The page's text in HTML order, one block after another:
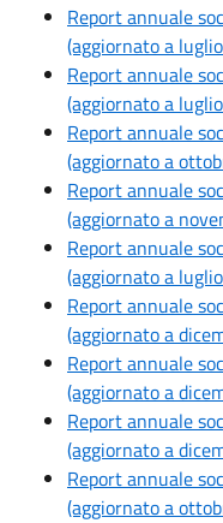
Report annuale
(aggiornato a
Report annuale
(aggiornato a
Report annuale
(aggiornato a
Report annuale
(aggiornato a
Report annuale
(aggiornato a
Report annuale
(aggiornato a
Report annuale
(aggiornato a
Report annuale
(aggiornato a
Report annuale
(aggiornato a